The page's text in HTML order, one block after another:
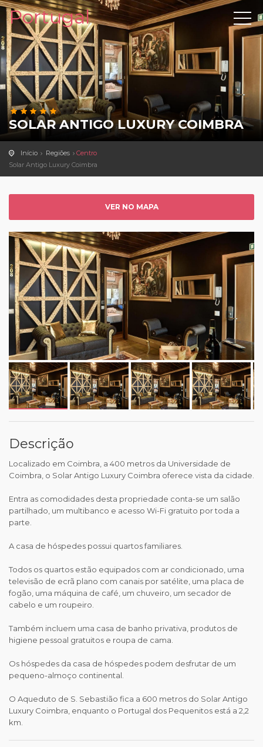
Portugal
SOLAR ANTIGO LUXURY COIMBRA
Início Regiões
Centro
Solar Antigo Luxury Coimbra
VER NO MAPA
Descrição
Localizado em Coimbra, a 400 metros da Universidade de
Coimbra, o Solar Antigo Luxury Coimbra oferece vista da cidade.
Entra as comodidades desta propriedade conta-se um salão
partilhado, um multibanco e acesso Wi-Fi gratuito por toda a
parte.
A casa de hóspedes possui quartos familiares.
Todos os quartos estão equipados com ar condicionado, uma
televisão de ecrã plano com canais por satélite, uma placa de
fogão, uma máquina de café, um chuveiro, um secador de
cabelo e um roupeiro.
Também incluem uma casa de banho privativa, produtos de
higiene pessoal gratuitos e roupa de cama.
Os hóspedes da casa de hóspedes podem desfrutar de um
pequeno-almoço continental.
O Aqueduto de S. Sebastião fica a 600 metros do Solar Antigo
Luxury Coimbra, enquanto o Portugal dos Pequenitos está a 2,2
km.